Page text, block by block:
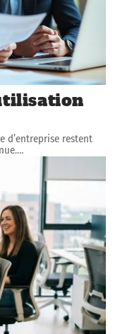
d’entreprise restent
…